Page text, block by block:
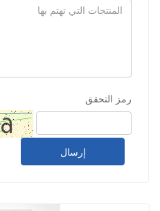
رمز التحقق
إرسال